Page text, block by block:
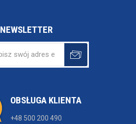
NEWSLETTER
OBSŁUGA KLIENTA
+48 500 200 490